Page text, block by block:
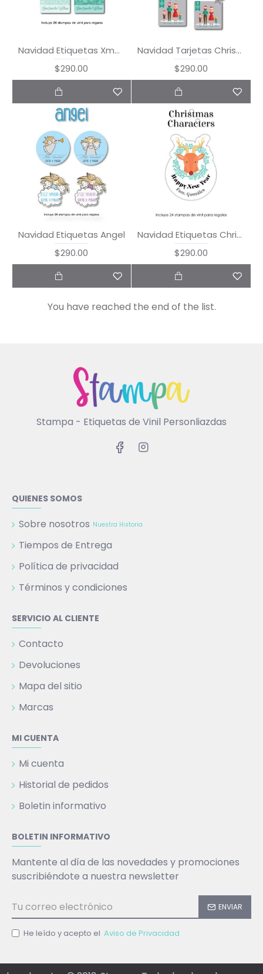
Navidad Etiquetas Xmas Patterns
$290.00
Navidad Tarjetas Christmas Family
$290.00
Navidad Etiquetas Angel
$290.00
Navidad Etiquetas Christmas Characters
$290.00
You have reached the end of the list.
Stampa - Etiquetas de Vinil Personliazdas
QUIENES SOMOS
Sobre nosotros Nuestra Historia
Tiempos de Entrega
Política de privacidad
Términos y condiciones
SERVICIO AL CLIENTE
Contacto
Devoluciones
Mapa del sitio
Marcas
MI CUENTA
Mi cuenta
Historial de pedidos
Boletin informativo
BOLETIN INFORMATIVO
Mantente al día de las novedades y promociones
suscribiéndote a nuestra newsletter
ENVIAR
He leído y acepto el Aviso de Privacidad